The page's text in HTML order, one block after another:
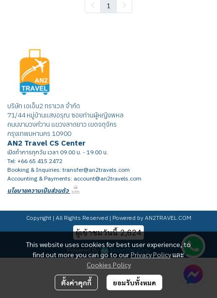
1
This website uses cookies for best user experience, to
find out more you can go to ourPrivacy Policyและ
Cookies Policy
ตั้งค่าคุกกี้ ยอมรับทั้งหมด
บริษัท เอเอ็น2 ทราเวล จำกัด
71/44 หมู่บ้านแสงอรุณ ซอยท่านผู้หญิงพหล
ถนนงามวงศ์วาน แขวงลาดยาว เขตจตุจักร
กรุงเทพมหานคร 10900
AN2 Travel CS Center
เปิดทำการทุกวัน เวลา 09.00 น. - 19.00 น.
Tel: +66 65 415 2472
Booking & Inquiries: transfer@an2travels.com
Accounting & Payments: account@an2travels.com
นโยบายความเป็นส่วนตัว
Copyright | All Rights Reserved | Powered by AN2TRAVEL.COM
ผู้เข้าชมวันนี้2,624
Powered By MakeWebEasy